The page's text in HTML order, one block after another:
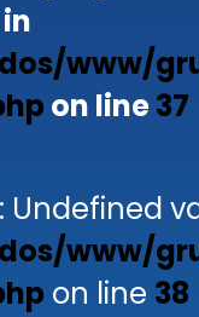
www/
on line37
Undefined
www/
on line 38